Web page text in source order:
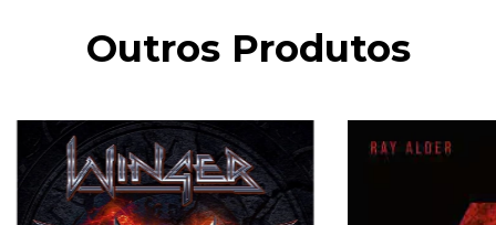
Outros Produtos